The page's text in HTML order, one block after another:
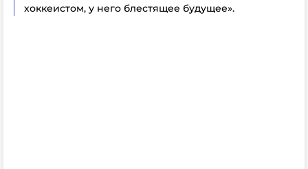
хоккеистом, у него блестящее будущее».